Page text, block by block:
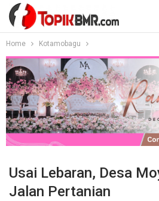
Home Kotamobagu
Usai Lebaran, Desa
Jalan Pertanian